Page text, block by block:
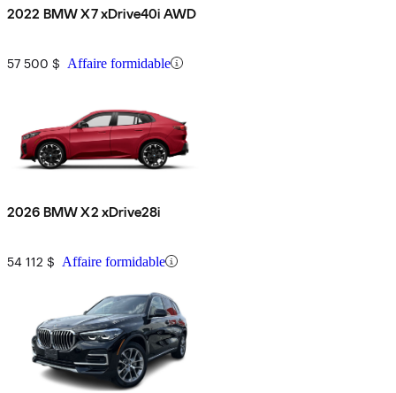
2022 BMW X7 xDrive40i AWD
57 500 $ Affaire formidable
2026 BMW X2 xDrive28i
54 112 $ Affaire formidable